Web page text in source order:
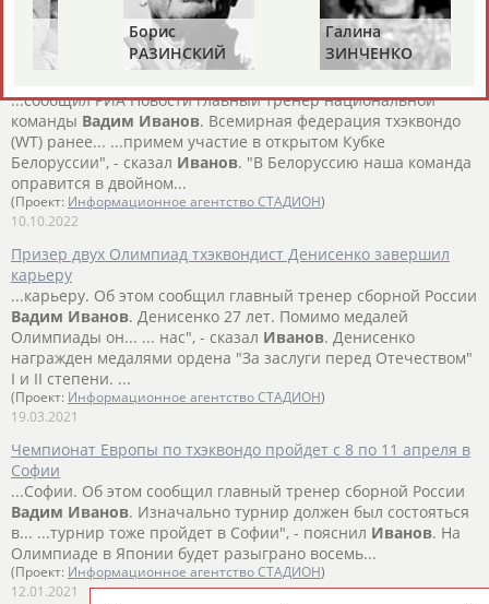
(Проект: Информационное агентство СТАДИОН
07.06.2023
Российские тхэквондисты проведут сборы в Минске и
...сообщил РИА Новости главный тренер национальной
команды Вадим Иванов. Всемирная федерация тхэквондо
(WT) ранее... ...примем участие в открытом Кубке
Белоруссии", - сказал Иванов. "В Белоруссию наша команда
оправится в двойном...
(Проект: Информационное агентство СТАДИОН)
10.10.2022
Призер двух Олимпиад тхэквондист Денисенко завершил
карьеру
...карьеру. Об этом сообщил главный тренер сборной России
Вадим Иванов. Денисенко 27 лет. Помимо медалей
Олимпиады он... ... нас", - сказал Иванов. Денисенко
награжден медалями ордена "За заслуги перед Отечеством"
I и II степени. ...
(Проект: Информационное агентство СТАДИОН)
19.03.2021
Чемпионат Европы по тхэквондо пройдет с 8 по 11 апреля в
Софии
...Софии. Об этом сообщил главный тренер сборной России
Вадим Иванов. Изначально турнир должен был состояться
в... ...турнир тоже пройдет в Софии", - пояснил Иванов. На
Олимпиаде в Японии будет разыграно восемь...
(Проект: Информационное агентство СТАДИОН)
12.01.2021
РАЗИНСКИЙ
Галина
ЗИНЧЕНКО